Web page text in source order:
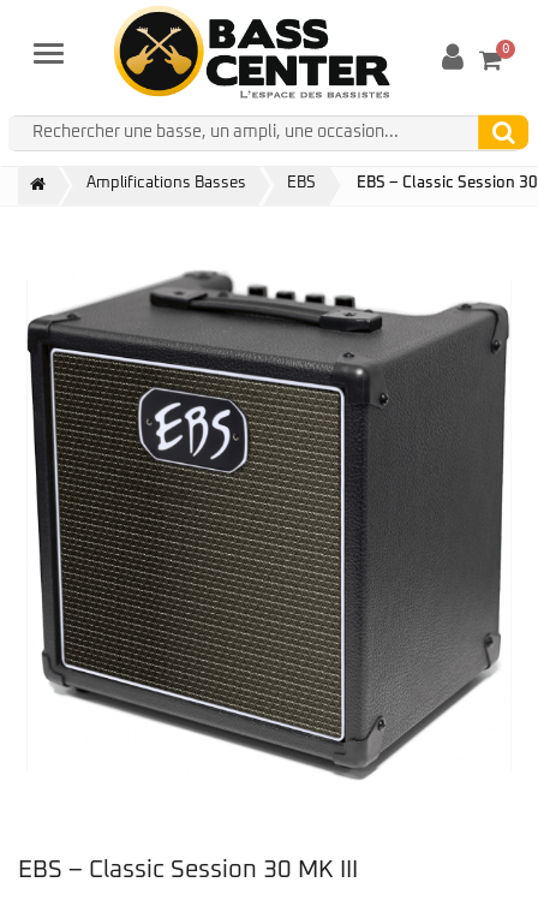
Menu 0
Amplifications Basses EBS EBS – Classic Session
EBS – Classic Session 30 MK III